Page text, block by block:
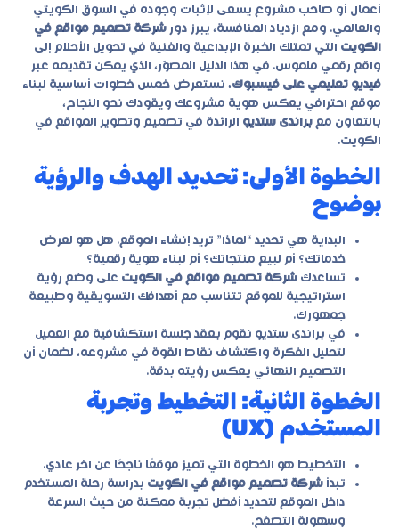
أعمال أو صاحب مشروع يسعى لإثبات وجوده في السوق الكويتي
والعالمي. ومع ازدياد المنافسة، يبرز دور شركة تصميم مواقع في
الكويت التي تمتلك الخبرة الإبداعية والفنية في تحويل الأحلام إلى
واقع رقمي ملموس. في هذا الدليل المصوّر، الذي يمكن تقديمه عبر
فيديو تعليمي على فيسبوك، نستعرض خمس خطوات أساسية لبناء
موقع احترافي يعكس هوية مشروعك ويقودك نحو النجاح،
بالتعاون مع براندى ستديو الرائدة في تصميم وتطوير المواقع في
الكويت.
الخطوة الأولى: تحديد الهدف والرؤية
بوضوح
البداية هي تحديد “لماذا” تريد إنشاء الموقع. هل هو لعرض
خدماتك؟ أم لبيع منتجاتك؟ أم لبناء هوية رقمية؟
تساعدك شركة تصميم مواقع في الكويت على وضع رؤية
استراتيجية للموقع تتناسب مع أهدافك التسويقية وطبيعة
جمهورك.
في براندى ستديو نقوم بعقد جلسة استكشافية مع العميل
لتحليل الفكرة واكتشاف نقاط القوة في مشروعه، لضمان أن
التصميم النهائي يعكس رؤيته بدقة.
الخطوة الثانية: التخطيط وتجربة
المستخدم (UX)
التخطيط هو الخطوة التي تميز موقعًا ناجحًا عن آخر عادي.
تبدأ شركة تصميم مواقع في الكويت بدراسة رحلة المستخدم
داخل الموقع لتحديد أفضل تجربة ممكنة من حيث السرعة
وسهولة التصفح.